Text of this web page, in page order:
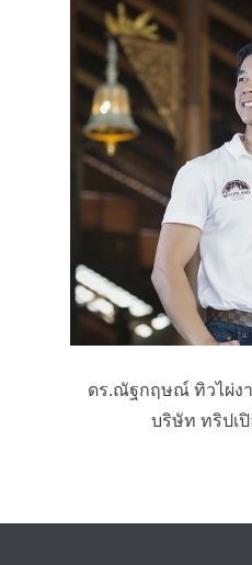
ดร.ณัฐกฤษณ์ ทิวไผ่ง
บริษัท ทริปเ